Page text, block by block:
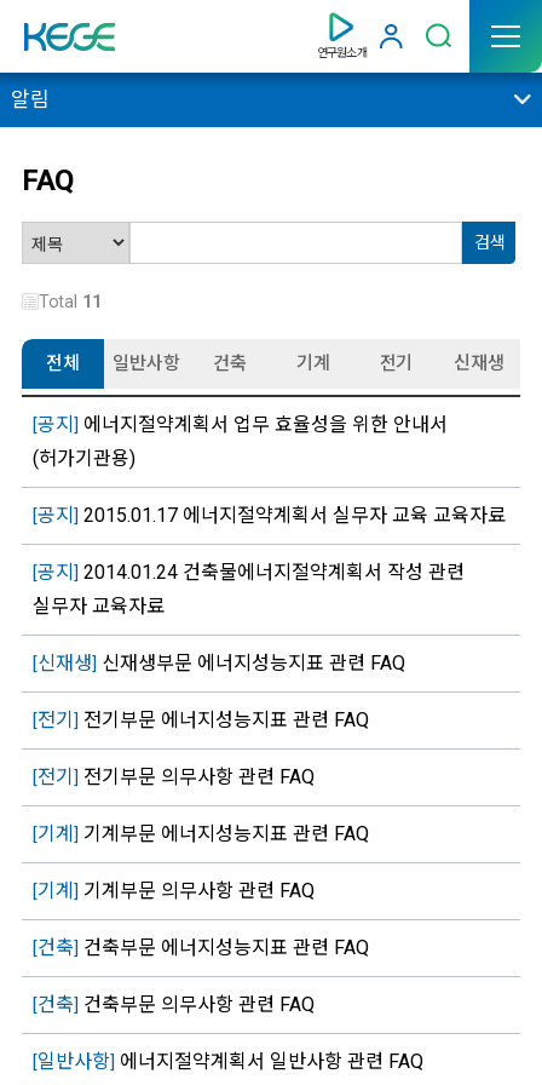
연구원소개
알림
FAQ
Total 11
전체 일반사항 건축 기계 전기 신재생
[공지 ] 에너지절약계획서 업무 효율성을 위한 안내서
(허가기관용)
[공지 ] 2015.01.17 에너지절약계획서 실무자 교육 교육자료
[공지 ] 2014.01.24 건축물에너지절약계획서 작성 관련
실무자 교육자료
[신재생] 신재생부문 에너지성능지표 관련 FAQ
[전기 ] 전기부문 에너지성능지표 관련 FAQ
[전기 ] 전기부문 의무사항 관련 FAQ
[기계 ] 기계부문 에너지성능지표 관련 FAQ
[기계 ] 기계부문 의무사항 관련 FAQ
[건축] 건축부문 에너지성능지표 관련 FAQ
[건축] 건축부문 의무사항 관련 FAQ
[일반사항] 에너지절약계획서 일반사항 관련 FAQ